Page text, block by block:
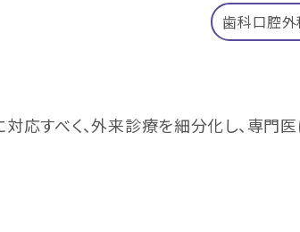
歯科口腔外
応すべく、外来診療を細分化し、専門